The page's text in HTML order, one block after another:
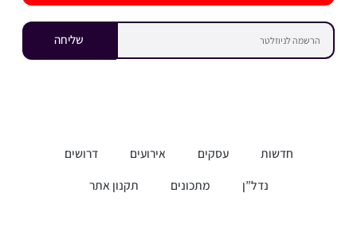
שליחה
חדשות עסקים אירועים
דרושים
נדל”ן
מתכונים תקנון אתר